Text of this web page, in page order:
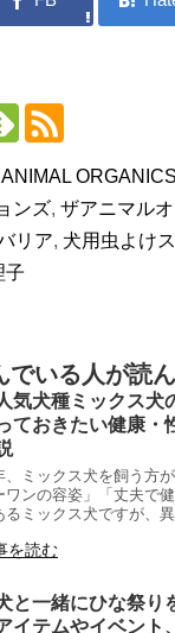
ORGANICS
ンズ, ザアニマル
リア, 犬用虫よけ
子
でいる人が読
人気犬種ミックス
ておきたい健康・
、ミックス犬を飼う方
ワンの容姿」「丈夫で
るミックス犬ですが、
を読む
と一緒にひな祭り
イテムやイベント